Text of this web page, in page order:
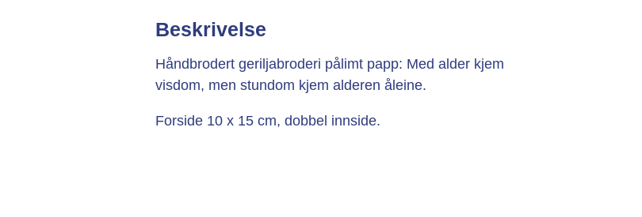
Beskrivelse
Håndbrodert geriljabroderi pålimt papp: Med alder kjem
visdom, men stundom kjem alderen åleine.
Forside 10 x 15 cm, dobbel innside.